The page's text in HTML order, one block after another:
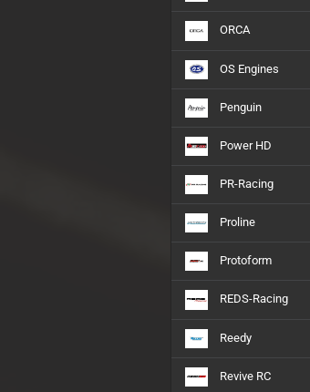
ORCA
OS Engines
Penguin
Power HD
PR-Racing
Proline
Protoform
REDS-Racing
Reedy
Revive RC